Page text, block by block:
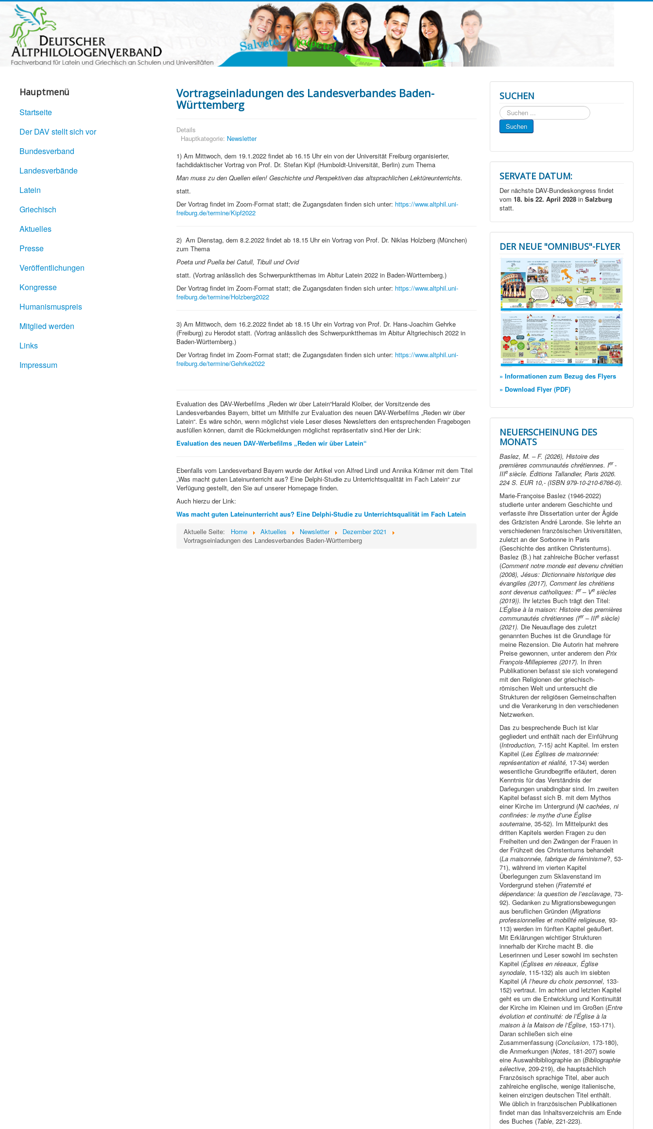
Hauptmenü
Startseite
Der DAV stellt sich vor
Bundesverband
Landesverbände
Latein
Griechisch
Aktuelles
Presse
Veröffentlichungen
Kongresse
Humanismuspreis
Mitglied werden
Links
Impressum
Vortragseinladungen des Landesverbandes Baden-
Württemberg
Details
Hauptkategorie: Newsletter
1) Am Mittwoch, dem 19.1.2022 findet ab 16.15 Uhr ein von der Universität Freiburg organisierter,
fachdidaktischer Vortrag von Prof. Dr. Stefan Kipf (Humboldt-Universität, Berlin) zum Thema
Man muss zu den Quellen eilen! Geschichte und Perspektiven das altsprachlichen Lektüreunterrichts.
statt.
Der Vortrag findet im Zoom-Format statt; die Zugangsdaten finden sich unter: https://www.altphil.uni-
freiburg.de/termine/Kipf2022
2) Am Dienstag, dem 8.2.2022 findet ab 18.15 Uhr ein Vortrag von Prof. Dr. Niklas Holzberg (München)
zum Thema
Poeta und Puella bei Catull, Tibull und Ovid
statt. (Vortrag anlässlich des Schwerpunktthemas im Abitur Latein 2022 in Baden-Württemberg.)
Der Vortrag findet im Zoom-Format statt; die Zugangsdaten finden sich unter: https://www.altphil.uni-
freiburg.de/termine/Holzberg2022
3) Am Mittwoch, dem 16.2.2022 findet ab 18.15 Uhr ein Vortrag von Prof. Dr. Hans-Joachim Gehrke
(Freiburg) zu Herodot statt. (Vortrag anlässlich des Schwerpunktthemas im Abitur Altgriechisch 2022 in
Baden-Württemberg.)
Der Vortrag findet im Zoom-Format statt; die Zugangsdaten finden sich unter: https://www.altphil.uni-
freiburg.de/termine/Gehrke2022
Evaluation des DAV-Werbefilms „Reden wir über Latein“Harald Kloiber, der Vorsitzende des
Landesverbandes Bayern, bittet um Mithilfe zur Evaluation des neuen DAV-Werbefilms „Reden wir über
Latein“. Es wäre schön, wenn möglichst viele Leser dieses Newsletters den entsprechenden Fragebogen
ausfüllen können, damit die Rückmeldungen möglichst repräsentativ sind.Hier der Link:
Evaluation des neuen DAV-Werbefilms „Reden wir über Latein“
Ebenfalls vom Landesverband Bayern wurde der Artikel von Alfred Lindl und Annika Krämer mit dem Titel
„Was macht guten Lateinunterricht aus? Eine Delphi-Studie zu Unterrichtsqualität im Fach Latein“ zur
Verfügung gestellt, den Sie auf unserer Homepage finden.
Auch hierzu der Link:
Was macht guten Lateinunterricht aus? Eine Delphi-Studie zu Unterrichtsqualität im Fach Latein
Aktuelle Seite:
Home Aktuelles Newsletter
Dezember 2021
Vortragseinladungen des Landesverbandes Baden-Württemberg
SUCHEN
Suchen
...
Suchen
SERVATE DATUM:
Der nächste DAV-Bundeskongress findet
vom18. bis 22. April 2028 inSalzburg
statt.
DER NEUE "OMNIBUS"-FLYER
» Informationen zum Bezug des Flyers
» Download Flyer (PDF)
NEUERSCHEINUNG DES
MONATS
Baslez, M. – F. (2026), Histoire des
premières communautés chrétiennes. Ier-
IIIe siècle. Éditions Tallandier, Paris 2026.
224 S. EUR 10,- (ISBN 979-10-210-6766-0).
Marie-Françoise Baslez (1946-2022)
studierte unter anderem Geschichte und
verfasste ihre Dissertation unter der Ägide
des Gräzisten André Laronde. Sie lehrte an
verschiedenen französischen Universitäten,
zuletzt an der Sorbonne in Paris
(Geschichte des antiken Christentums).
Baslez (B.) hat zahlreiche Bücher verfasst
(Comment notre monde est devenu chrétien
(2008), Jésus: Dictionnaire historique des
évangiles (2017), Comment les chrétiens
sont devenus catholiques: Ier– Ve siècles
(2019)). Ihr letztes Buch trägt den Titel:
L’Église à la maison: Histoire des premières
communautés chrétiennes (Ier– IIIe siècle)
(2021). Die Neuauflage des zuletzt
genannten Buches ist die Grundlage für
meine Rezension. Die Autorin hat mehrere
Preise gewonnen, unter anderem denPrix
François-Millepierres (2017). In ihren
Publikationen befasst sie sich vorwiegend
mit den Religionen der griechisch-
römischen Welt und untersucht die
Strukturen der religiösen Gemeinschaften
und die Verankerung in den verschiedenen
Netzwerken.
Das zu besprechende Buch ist klar
gegliedert und enthält nach der Einführung
(Introduction,7-15)acht Kapitel. Im ersten
Kapitel (Les Églises de maisonnée:
représentation et réalité, 17-34) werden
wesentliche Grundbegriffe erläutert, deren
Kenntnis für das Verständnis der
Darlegungen unabdingbar sind. Im zweiten
Kapitel befasst sich B. mit dem Mythos
einer Kirche im Untergrund (Ni cachées, ni
confinées: le mythe d’une Église
souterraine, 35-52). Im Mittelpunkt des
dritten Kapitels werden Fragen zu den
Freiheiten und den Zwängen der Frauen in
der Frühzeit des Christentums behandelt
(La maisonnée, fabrique de féminisme?, 53-
71), während im vierten Kapitel
Überlegungen zum Sklavenstand im
Vordergrund stehen (Fraternité et
dépendance: la question de l’esclavage, 73-
92). Gedanken zu Migrationsbewegungen
aus beruflichen Gründen (Migrations
professionnelles et mobilité religieuse,93-
113) werden im fünften Kapitel geäußert.
Mit Erklärungen wichtiger Strukturen
innerhalb der Kirche macht B. die
Leserinnen und Leser sowohl im sechsten
Kapitel (Églises en réseaux, Église
synodale, 115-132) als auch im siebten
Kapitel (À l’heure du choix personnel, 133-
152) vertraut. Im achten und letzten Kapitel
geht es um die Entwicklung und Kontinuität
der Kirche im Kleinen und im Großen (Entre
évolution et continuité: de l’Église à la
maison à la Maison de l’Église, 153-171).
Daran schließen sich eine
Zusammenfassung (Conclusion, 173-180),
die Anmerkungen (Notes, 181-207) sowie
eine Auswahlbibliographie an (Bibliographie
sélective, 209-219), die hauptsächlich
Französisch sprachige Titel, aber auch
zahlreiche englische, wenige italienische,
keinen einzigen deutschen Titel enthält.
Wie üblich in französischen Publikationen
findet man das Inhaltsverzeichnis am Ende
des Buches (Table, 221-223).